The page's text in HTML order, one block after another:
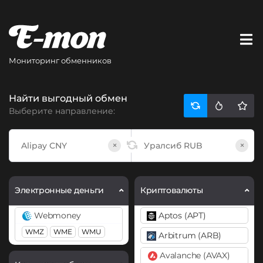
Мониторинг обменников
Найти выгодный обмен
Выберите направление:
× ×
Электронные деньги
Webmoney
WMZ WME WMU
Криптовалюты
Aptos (APT)
Arbitrum (ARB)
Avalanche (AVAX)